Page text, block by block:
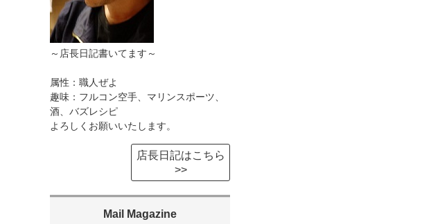
～店長日記書いてます～
属性：職人ぜよ
趣味：フルコン空手、マリンスポーツ、
酒、バズレシピ
よろしくお願いいたします。
店長日記はこちら
>>